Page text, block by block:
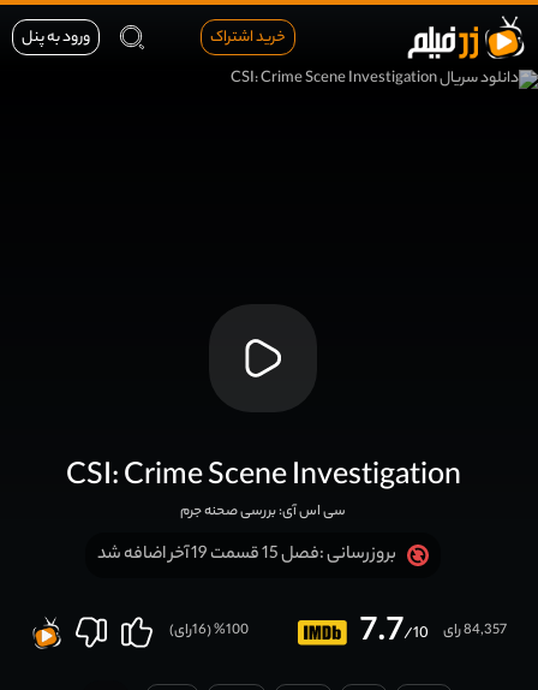
خرید اشتراک ورود به پنل
CSI: Crime Scene Investigation
سی اس آی: بررسی صحنه جرم
بروزرسانی :فصل 15 قسمت 19 آخر اضافه شد
7.7/10 84,357 رای 100
% (
16رای)